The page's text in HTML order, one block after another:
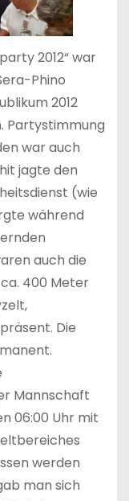
2012“ war
Phino
2012
Partystimmung
war auch
jagte den
(wie
während
auch die
400 Meter
Die
Mannschaft
06:00 Uhr mit
werden
man sich